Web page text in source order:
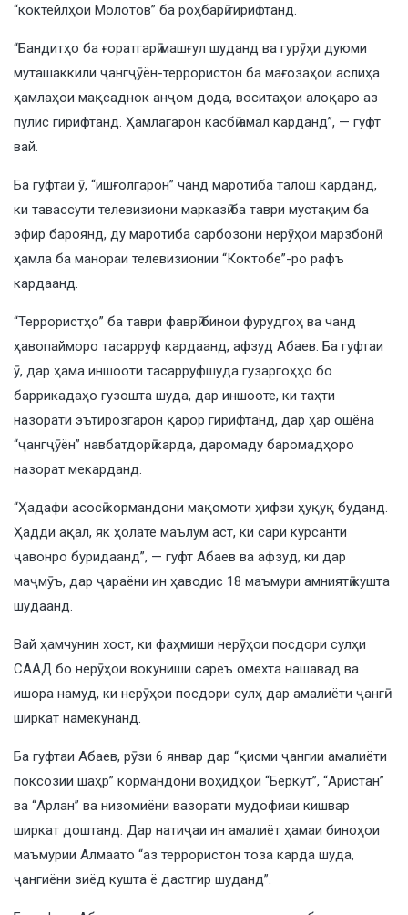
“коктейлҳои Молотов” ба роҳбарӣ гирифтанд.
“Бандитҳо ба ғоратгарӣ машғул шуданд ва гурӯҳи дуюми
муташаккили ҷангҷӯён-террористон ба мағозаҳои аслиҳа
ҳамлаҳои мақсаднок анҷом дода, воситаҳои алоқаро аз
пулис гирифтанд. Ҳамлагарон касбӣ амал карданд”, — гуфт
вай.
Ба гуфтаи ӯ, “ишғолгарон” чанд маротиба талош карданд,
ки тавассути телевизиони марказӣ ба таври мустақим ба
эфир бароянд, ду маротиба сарбозони нерӯҳои марзбонӣ
ҳамла ба манораи телевизионии “Коктобе”-ро рафъ
кардаанд.
“Террористҳо” ба таври фаврӣ бинои фурудгоҳ ва чанд
ҳавопайморо тасарруф кардаанд, афзуд Абаев. Ба гуфтаи
ӯ, дар ҳама иншооти тасарруфшуда гузаргоҳҳо бо
баррикадаҳо гузошта шуда, дар иншооте, ки таҳти
назорати эътирозгарон қарор гирифтанд, дар ҳар ошёна
“ҷангҷӯён” навбатдорӣ карда, даромаду баромадҳоро
назорат мекарданд.
“Ҳадафи асосӣ кормандони мақомоти ҳифзи ҳуқуқ буданд.
Ҳадди ақал, як ҳолате маълум аст, ки сари курсанти
ҷавонро буридаанд”, — гуфт Абаев ва афзуд, ки дар
маҷмӯъ, дар ҷараёни ин ҳаводис 18 маъмури амниятӣ кушта
шудаанд.
Вай ҳамчунин хост, ки фаҳмиши нерӯҳои посдори сулҳи
СААД бо нерӯҳои вокуниши сареъ омехта нашавад ва
ишора намуд, ки нерӯҳои посдори сулҳ дар амалиёти ҷангӣ
ширкат намекунанд.
Ба гуфтаи Абаев, рӯзи 6 январ дар “қисми ҷангии амалиёти
поксозии шаҳр” кормандони воҳидҳои “Беркут”, “Аристан”
ва “Арлан” ва низомиёни вазорати мудофиаи кишвар
ширкат доштанд. Дар натиҷаи ин амалиёт ҳамаи биноҳои
маъмурии Алмаато “аз террористон тоза карда шуда,
ҷангиёни зиёд кушта ё дастгир шуданд”.